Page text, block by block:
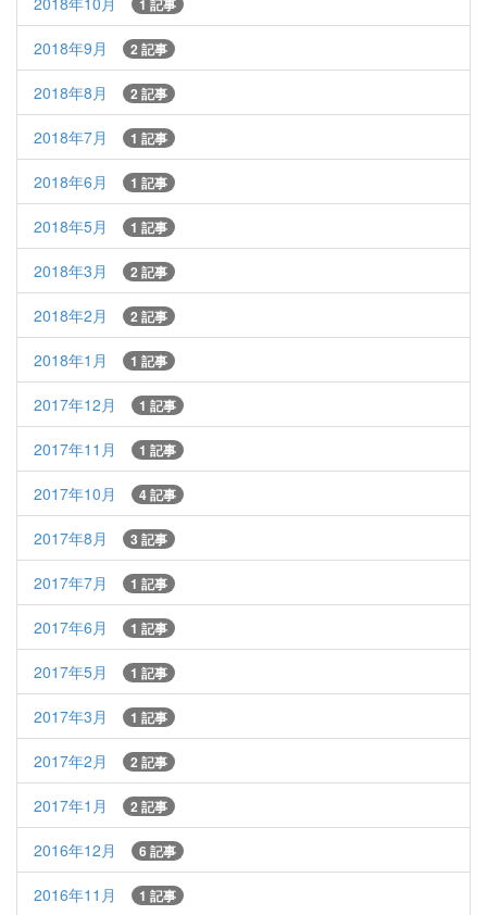
1 記事
2018年9月 2 記事
2018年8月 2 記事
2018年7月 1 記事
2018年6月 1 記事
2018年5月 1 記事
2018年3月 2 記事
2018年2月 2 記事
2018年1月 1 記事
2017年12月 1 記事
2017年11月 1 記事
2017年10月 4 記事
2017年8月 3 記事
2017年7月 1 記事
2017年6月 1 記事
2017年5月 1 記事
2017年3月 1 記事
2017年2月 2 記事
2017年1月 2 記事
2016年12月 6 記事
2016年11月 1 記事